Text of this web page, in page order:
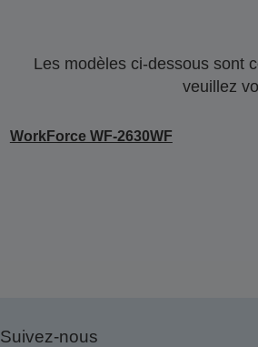
Les modèles ci-dessous sont
veuillez
WorkForce WF-2630WF
Suivez-nous